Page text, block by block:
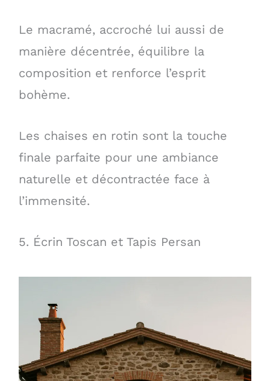
Le macramé, accroché lui aussi de
manière décentrée, équilibre la
composition et renforce l’esprit
bohème.
Les chaises en rotin sont la touche
finale parfaite pour une ambiance
naturelle et décontractée face à
l’immensité.
5. Écrin Toscan et Tapis Persan